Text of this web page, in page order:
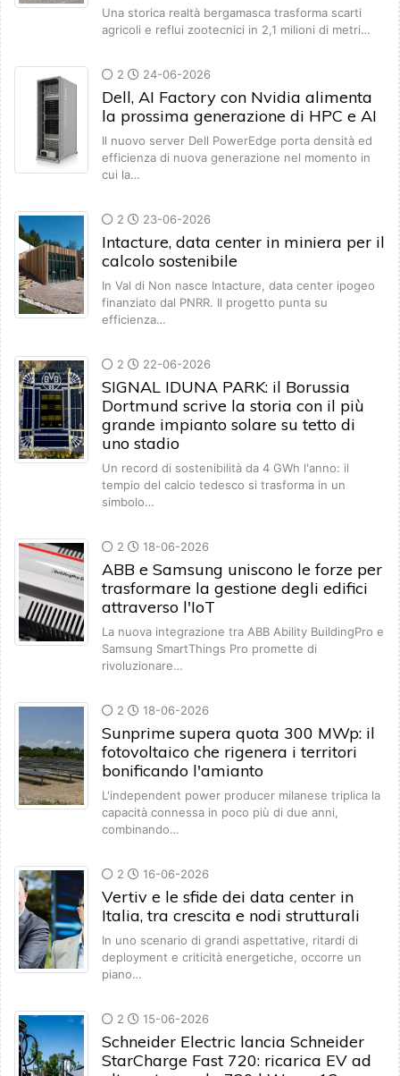
Una storica realtà bergamasca trasforma scarti
agricoli e reflui zootecnici in 2,1 milioni di metri…
2 24-06-2026
Dell, AI Factory con Nvidia alimenta
la prossima generazione di HPC e AI
Il nuovo server Dell PowerEdge porta densità ed
efficienza di nuova generazione nel momento in
cui la…
2 23-06-2026
Intacture, data center in miniera per il
calcolo sostenibile
In Val di Non nasce Intacture, data center ipogeo
finanziato dal PNRR. Il progetto punta su
efficienza…
2 22-06-2026
SIGNAL IDUNA PARK: il Borussia
Dortmund scrive la storia con il più
grande impianto solare su tetto di
uno stadio
Un record di sostenibilità da 4 GWh l'anno: il
tempio del calcio tedesco si trasforma in un
simbolo…
2 18-06-2026
ABB e Samsung uniscono le forze per
trasformare la gestione degli edifici
attraverso l'IoT
La nuova integrazione tra ABB Ability BuildingPro e
Samsung SmartThings Pro promette di
rivoluzionare…
2 18-06-2026
Sunprime supera quota 300 MWp: il
fotovoltaico che rigenera i territori
bonificando l'amianto
L'independent power producer milanese triplica la
capacità connessa in poco più di due anni,
combinando…
2 16-06-2026
Vertiv e le sfide dei data center in
Italia, tra crescita e nodi strutturali
In uno scenario di grandi aspettative, ritardi di
deployment e criticità energetiche, occorre un
piano…
2 15-06-2026
Schneider Electric lancia Schneider
StarCharge Fast 720: ricarica EV ad